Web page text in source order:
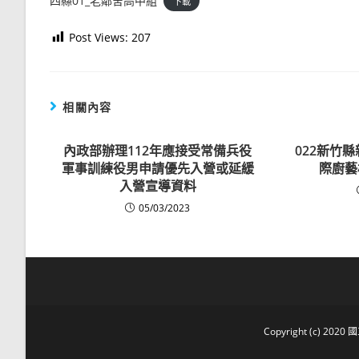
Post Views: 207
相關內容
內政部辦理112年應接受常備兵役
軍事訓練役男申請優先入營或延緩
入營宣導資料
05/03/2023
022新竹
際廚
Copyright (c) 2020